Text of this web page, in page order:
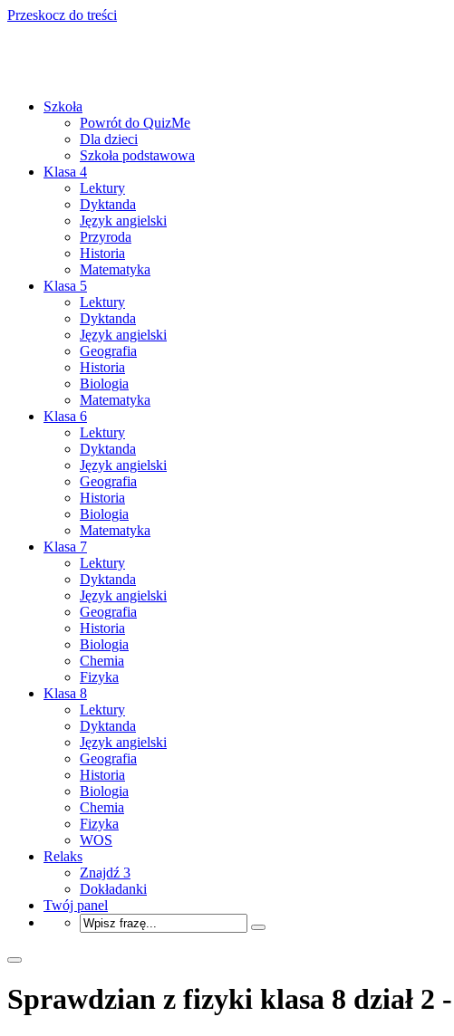
Przeskocz do treści
Szkoła
Powrót do QuizMe
Dla dzieci
Szkoła podstawowa
Klasa 4
Lektury
Dyktanda
Język angielski
Przyroda
Historia
Matematyka
Klasa 5
Lektury
Dyktanda
Język angielski
Geografia
Historia
Biologia
Matematyka
Klasa 6
Lektury
Dyktanda
Język angielski
Geografia
Historia
Biologia
Matematyka
Klasa 7
Lektury
Dyktanda
Język angielski
Geografia
Historia
Biologia
Chemia
Fizyka
Klasa 8
Lektury
Dyktanda
Język angielski
Geografia
Historia
Biologia
Chemia
Fizyka
WOS
Relaks
Znajdź 3
Dokładanki
Twój panel
Sprawdzian z fizyki klasa 8 dział